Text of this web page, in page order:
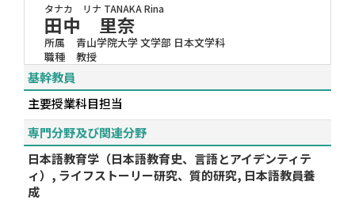
タナカ リナ TANAKA Rina
田中 里奈
所属
青山学院大学 文学部 日本文学科
職種
教授
基幹教員
主要授業科目担当
専門分野及び関連分野
日本語教育学（日本語教育史、言語とアイデンティテ
ィ）, ライフストーリー研究、質的研究, 日本語教員養
成